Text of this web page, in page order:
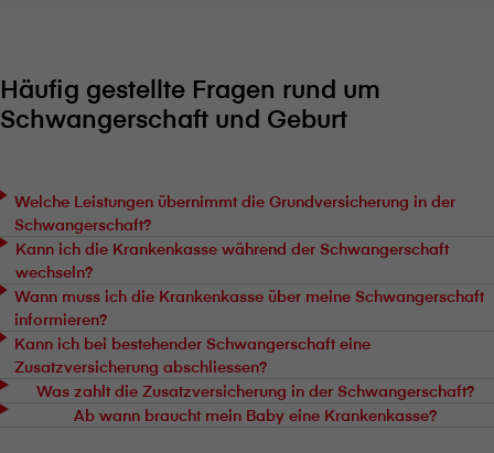
Häufig gestellte Fragen rund um
Schwangerschaft und Geburt
Welche Leistungen übernimmt die Grundversicherung in der
Schwangerschaft?
Kann ich die Krankenkasse während der Schwangerschaft
wechseln?
Wann muss ich die Krankenkasse über meine Schwangerschaft
informieren?
Kann ich bei bestehender Schwangerschaft eine
Zusatzversicherung abschliessen?
Was zahlt die Zusatzversicherung in der Schwangerschaft?
Ab wann braucht mein Baby eine Krankenkasse?